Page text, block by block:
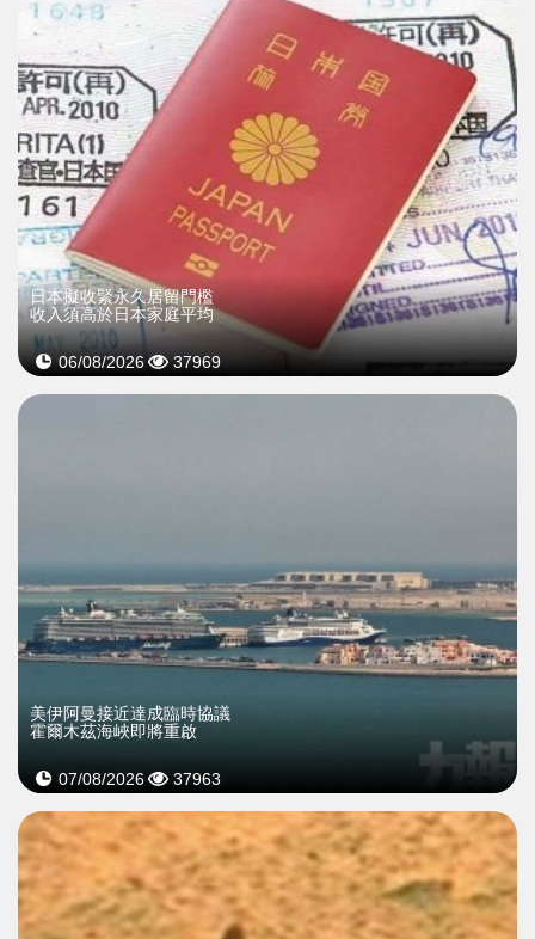
日本擬收緊永久居留門檻
收入須高於日本家庭平均
06/08/2026 37969
美伊阿曼接近達成臨時協議
霍爾木茲海峽即將重啟
07/08/2026 37963